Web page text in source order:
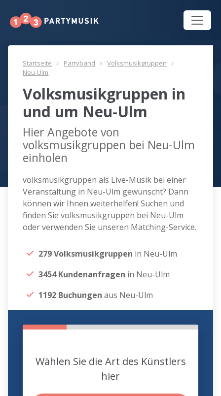
Startseite Partyband
Volksmusikgruppen
Neu-Ulm
Volksmusikgruppen in
und um Neu-Ulm
Hier Angebote von
volksmusikgruppen bei Neu-Ulm
einholen
volksmusikgruppen als Live-Musik bei einer
Veranstaltung in Neu-Ulm gewünscht? Dann
können wir Ihnen weiterhelfen! Suchen und
finden Sie volksmusikgruppen bei Neu-Ulm
oder verwenden Sie unseren Matching-Service.
279 Volksmusikgruppen in Neu-Ulm
3454 Kundenanfragen in Neu-Ulm
1192 Buchungen aus Neu-Ulm
Wählen Sie die Art des Künstlers
hier